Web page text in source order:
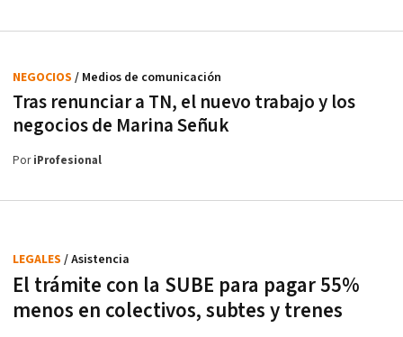
Tras renunciar a TN, el nuevo trabajo y los
negocios de Marina Señuk
NEGOCIOS / Medios de comunicación
PoriProfesional
El trámite con la SUBE para pagar 55%
menos en colectivos, subtes y trenes
LEGALES / Asistencia